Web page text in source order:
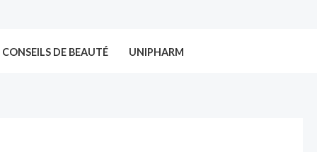
CONSEILS DE BEAUTÉ UNIPHARM